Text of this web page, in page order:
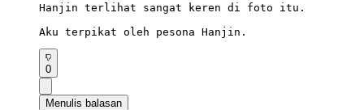
Hanjin terlihat sangat keren di foto itu.
Aku terpikat oleh pesona Hanjin.
0
Menulis balasan